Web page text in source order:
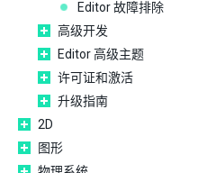
Editor 故障排除
高级开发
Editor 高级主题
许可证和激活
升级指南
2D
图形